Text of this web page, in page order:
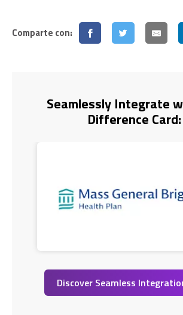
Comparte con:
Seamlessly Integrate
Difference Card:
Discover Seamless